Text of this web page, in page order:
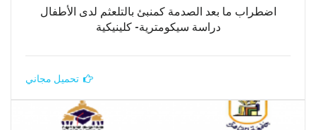
اضطراب ما بعد الصدمة كمنبئ بالتلعثم لدى الأطفال
دراسة سيكومترية- كلينيكية
تحميل مجاني